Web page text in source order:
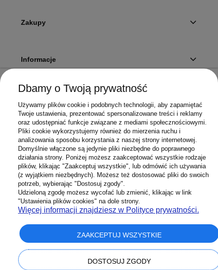
Zakupy
Informacje
Twoje konto
Sklep
Infolinia: 603 658 272
Mail:Sklep@Superbateria.pl
(pon-pt 8:00-15:30)
Dbamy o Twoją prywatność
Używamy plików cookie i podobnych technologii, aby zapamiętać
Twoje ustawienia, prezentować spersonalizowane treści i reklamy
oraz udostępniać funkcje związane z mediami społecznościowymi.
Pliki cookie wykorzystujemy również do mierzenia ruchu i
analizowania sposobu korzystania z naszej strony internetowej.
Domyślnie włączone są jedynie pliki niezbędne do poprawnego
działania strony. Poniżej możesz zaakceptować wszystkie rodzaje
plików, klikając "Zaakceptuj wszystkie", lub odmówić ich używania
(z wyjątkiem niezbędnych). Możesz też dostosować pliki do swoich
potrzeb, wybierając "Dostosuj zgody".
Udzieloną zgodę możesz wycofać lub zmienić, klikając w link
"Ustawienia plików cookies" na dole strony.
Więcej informacji znajdziesz w Polityce prywatności.
ZAAKCEPTUJ WSZYSTKIE
DOSTOSUJ ZGODY